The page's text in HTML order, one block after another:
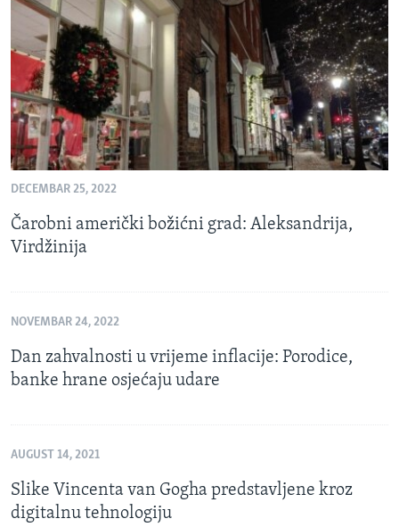
DECEMBAR 25, 2022
Čarobni američki božićni grad: Aleksandrija,
Virdžinija
NOVEMBAR 24, 2022
Dan zahvalnosti u vrijeme inflacije: Porodice,
banke hrane osjećaju udare
AUGUST 14, 2021
Slike Vincenta van Gogha predstavljene kroz
digitalnu tehnologiju